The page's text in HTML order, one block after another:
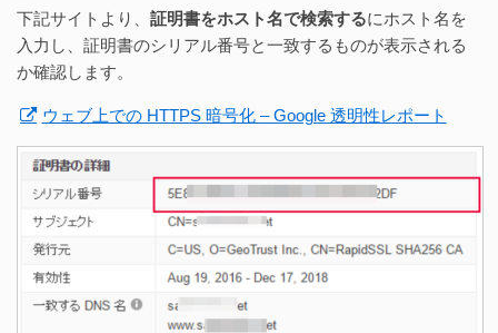
下記サイトより、証明書をホスト名で検索するにホスト名を
入力し、証明書のシリアル番号と一致するものが表示される
か確認します。
ウェブ上での HTTPS 暗号化 – Google 透明性レポート